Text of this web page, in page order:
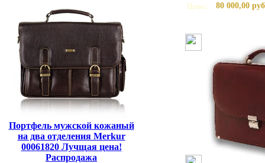
Портфель мужской кожаный
на два отделения Merkur
00061820 Лучщая цена!
Распродажа
Цена:
80 000,00